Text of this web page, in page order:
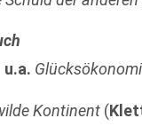
Kontinent (